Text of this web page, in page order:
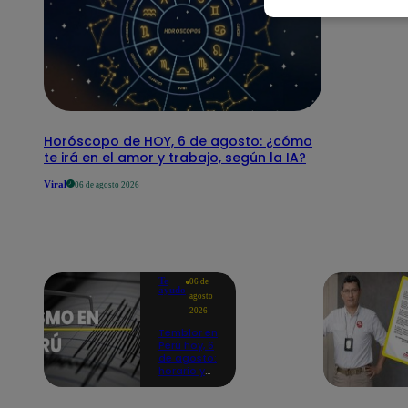
Horóscopo de HOY, 6 de agosto: ¿cómo
te irá en el amor y trabajo, según la IA?
Viral 06 de agosto 2026
Te
ayudo
06 de
agosto
2026
Temblor en
Perú hoy, 6
de agosto:
horario y